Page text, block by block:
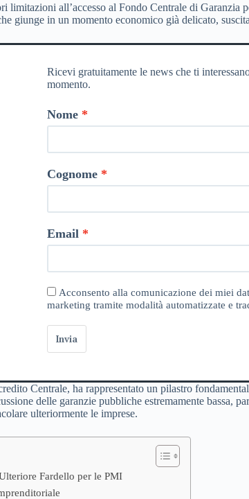
limitazioni all’accesso al Fondo Centrale di
giunge in un momento economico già delicato,
Ricevi gratuitamente le news che ti
momento.
Nome
Cognome
Email
Acconsento alla comunicazione dei miei
marketing tramite modalità automatizzate e
Invia
Centrale, ha rappresentato un pilastro
delle garanzie pubbliche estremamente bassa,
ulteriormente le imprese.
Fardello per le PMI